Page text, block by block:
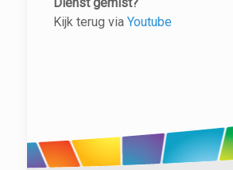
Kijk terug via Youtube